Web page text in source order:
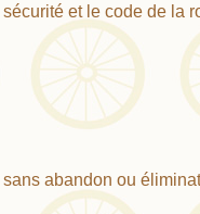
et le code de la
abandon ou